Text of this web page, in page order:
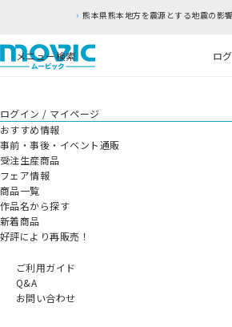
熊本県熊本地方を震源とする地震の影響
メニュー検索 ロ
ログイン / マイページ
おすすめ情報
事前・事後・イベント通販
受注生産商品
フェア情報
商品一覧
作品名から探す
新着商品
好評により再販売！
ご利用ガイド
Q&A
お問い合わせ